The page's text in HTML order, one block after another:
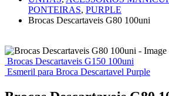
PONTEIRAS, PURPLE
Brocas Descartaveis G80 100uni
Brocas Descartaveis G150 100uni
Esmeril para Broca Descartavel Purple